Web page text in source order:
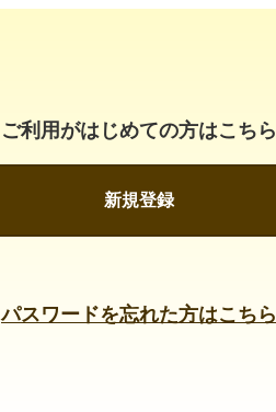
ご利用がはじめての方はこちら
新規登録
パスワードを忘れた方はこちら